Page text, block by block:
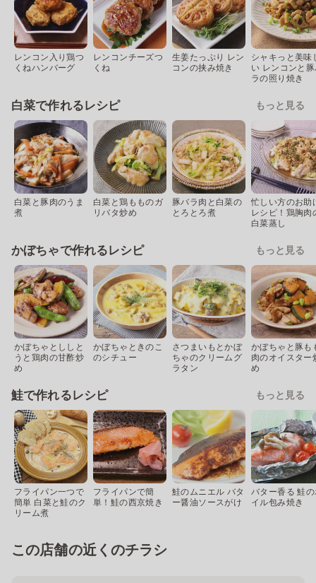
レンコン入り鶏つ
くねハンバーグ
レンコンチーズつ
くね
生姜たっぷり レン
コンの挟み焼き
シャキっと美味
い レンコンと
ラの照り焼き
白菜で作れるレシピ もっと見る
白菜と豚肉のうま
煮
白菜と鶏もものガ
リバタ炒め
豚バラ肉と白菜の
とろとろ煮
忙しい方のお助
レシピ！鶏胸肉
白菜蒸し
かぼちゃで作れるレシピ もっと見る
かぼちゃとししと
うと鶏肉の甘酢炒
め
かぼちゃときのこ
のシチュー
さつまいもとかぼ
ちゃのクリームグ
ラタン
かぼちゃと豚も
肉のオイスター
め
鮭で作れるレシピ もっと見る
フライパン一つで
簡単 白菜と鮭のク
リーム煮
フライパンで簡
単！鮭の西京焼き
鮭のムニエル バタ
ー醤油ソースがけ
バター香る 鮭
イル包み焼き
この店舗の近くのチラシ